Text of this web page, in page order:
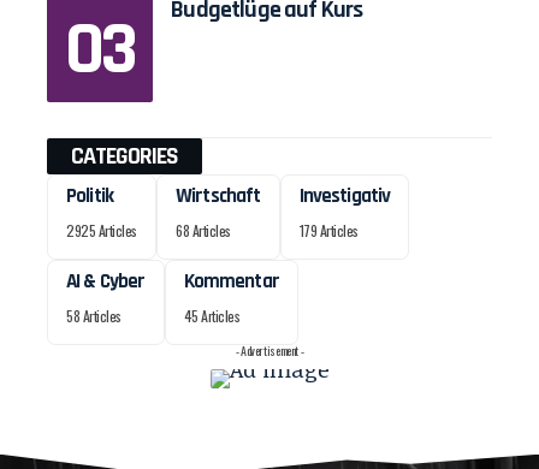
Budgetlüge auf Kurs
CATEGORIES
Politik
2925 Articles
Wirtschaft
68 Articles
Investigativ
179 Articles
AI & Cyber
58 Articles
Kommentar
45 Articles
- Advertisement -